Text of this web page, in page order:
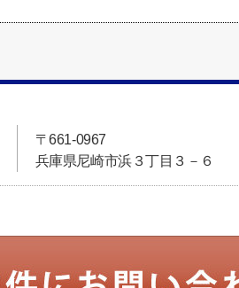
〒661-0967
兵庫県尼崎市浜３丁目３－６